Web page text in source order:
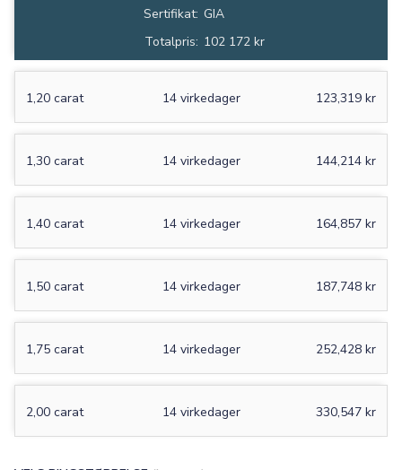
Sertifikat: GIA
Totalpris: 102 172 kr
1,20 carat 123,319 kr
14 virkedager
1,30 carat 144,214 kr
14 virkedager
1,40 carat 164,857 kr
14 virkedager
1,50 carat 187,748 kr
14 virkedager
1,75 carat 252,428 kr
14 virkedager
2,00 carat 330,547 kr
14 virkedager